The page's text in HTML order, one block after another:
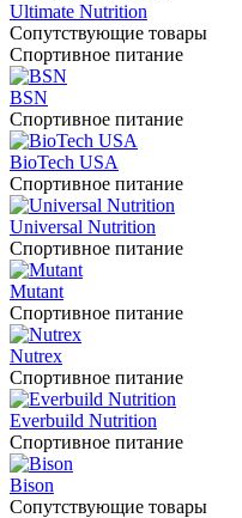
Ultimate Nutrition
Сопутствующие товары
Спортивное питание
BSN
Спортивное питание
BioTech USA
Спортивное питание
Universal Nutrition
Спортивное питание
Mutant
Спортивное питание
Nutrex
Спортивное питание
Everbuild Nutrition
Спортивное питание
Bison
Сопутствующие товары